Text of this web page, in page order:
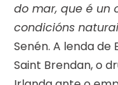
do mar, que é un
condicións
Senén. A lenda
Saint Brendan, o